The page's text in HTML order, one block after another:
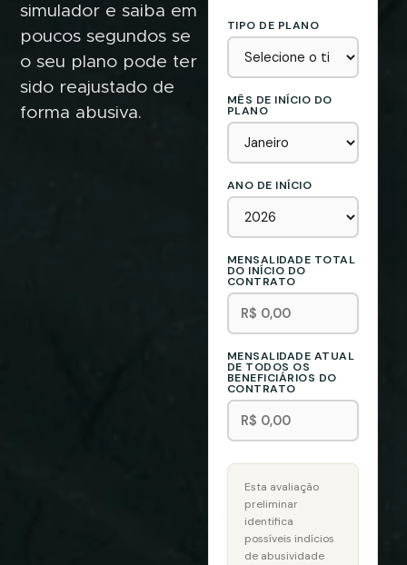
simulador e saiba em
poucos segundos se
o seu plano pode ter
sido reajustado de
forma abusiva.
TIPO DE PLANO
MÊS DE INÍCIO DO
PLANO
ANO DE INÍCIO
MENSALIDADE TOTAL
DO INÍCIO DO
CONTRATO
MENSALIDADE ATUAL
DE TODOS OS
BENEFICIÁRIOS DO
CONTRATO
Esta avaliação
preliminar
identifica
possíveis indícios
de abusividade